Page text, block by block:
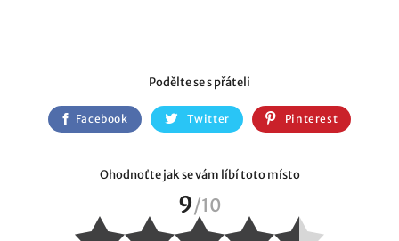
Ohodnoťte jak se vám líbí toto místo
9/10
Podělte se s přáteli
Facebook Twitter Pinterest